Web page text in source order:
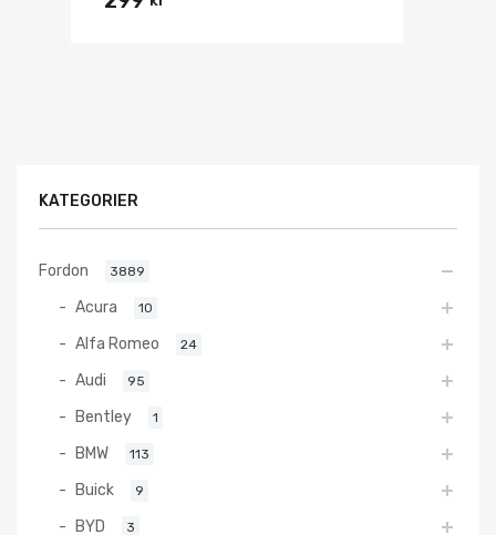
KATEGORIER
Fordon 3889
Acura 10
Alfa Romeo 24
Audi 95
Bentley 1
BMW 113
Buick 9
BYD 3